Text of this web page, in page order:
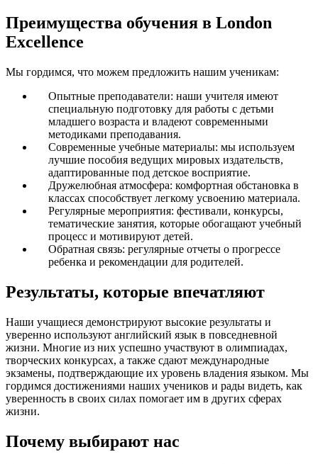
Преимущества обучения в London
Excellence
Мы гордимся, что можем предложить нашим ученикам:
Опытные преподаватели: наши учителя имеют
специальную подготовку для работы с детьми
младшего возраста и владеют современными
методиками преподавания.
Современные учебные материалы: мы используем
лучшие пособия ведущих мировых издательств,
адаптированные под детское восприятие.
Дружелюбная атмосфера: комфортная обстановка в
классах способствует легкому усвоению материала.
Регулярные мероприятия: фестивали, конкурсы,
тематические занятия, которые обогащают учебный
процесс и мотивируют детей.
Обратная связь: регулярные отчеты о прогрессе
ребенка и рекомендации для родителей.
Результаты, которые впечатляют
Наши учащиеся демонстрируют высокие результаты и
уверенно используют английский язык в повседневной
жизни. Многие из них успешно участвуют в олимпиадах,
творческих конкурсах, а также сдают международные
экзамены, подтверждающие их уровень владения языком. Мы
гордимся достижениями наших учеников и рады видеть, как
уверенность в своих силах помогает им в других сферах
жизни.
Почему выбирают нас